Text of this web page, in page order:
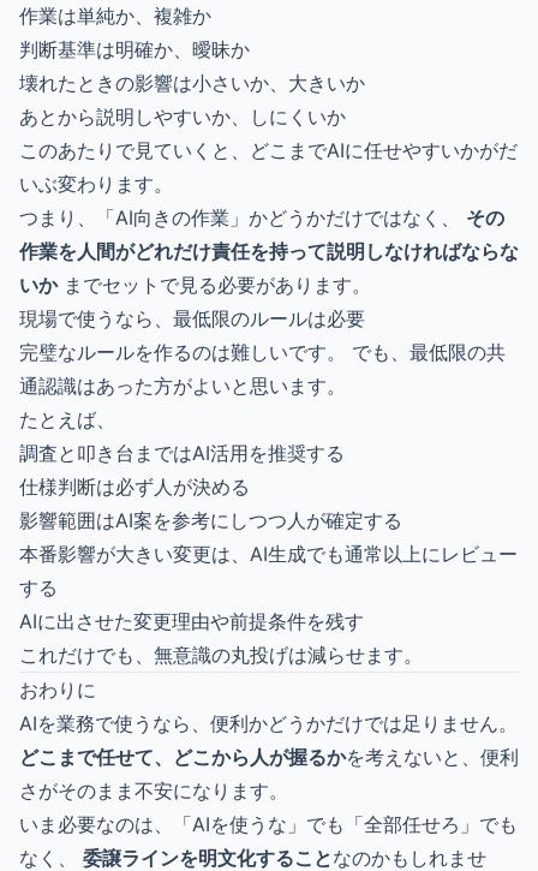
作業は単純か、複雑か
判断基準は明確か、曖昧か
壊れたときの影響は小さいか、大きいか
あとから説明しやすいか、しにくいか
このあたりで見ていくと、どこまでAIに任せやすいかがだ
いぶ変わります。
つまり、「AI向きの作業」かどうかだけではなく、 その
作業を人間がどれだけ責任を持って説明しなければならな
いかまでセットで見る必要があります。
現場で使うなら、最低限のルールは必要
完璧なルールを作るのは難しいです。 でも、最低限の共
通認識はあった方がよいと思います。
たとえば、
調査と叩き台まではAI活用を推奨する
仕様判断は必ず人が決める
影響範囲はAI案を参考にしつつ人が確定する
本番影響が大きい変更は、AI生成でも通常以上にレビュー
する
AIに出させた変更理由や前提条件を残す
これだけでも、無意識の丸投げは減らせます。
おわりに
AIを業務で使うなら、便利かどうかだけでは足りません。
どこまで任せて、どこから人が握るかを考えないと、便利
さがそのまま不安になります。
いま必要なのは、「AIを使うな」でも「全部任せろ」でも
なく、 委譲ラインを明文化することなのかもしれませ